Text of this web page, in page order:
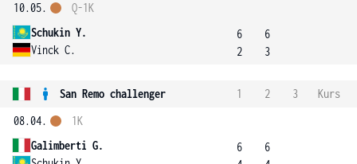
10.05.
Schukin Y.
Vinck C.
Q-1K
6
2
6
3
San Remo challenger 1 2 3
Kurs
08.04.
Galimberti G.
1K
6
6